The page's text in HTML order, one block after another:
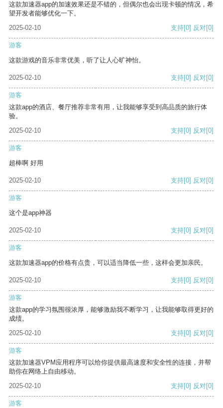
这款加速器app的加速效果还是不错的，但偶尔也会出现卡顿的情况，希
望开发者能够优化一下。
2025-02-10
支持[0] 反对[0]
游客
这款游戏的音乐非常优美，听了让人心旷神怡。
2025-02-10 支持[0] 反对[0]
游客
这款app的酒店、餐厅推荐非常有用，让我能够享受到高品质的旅行体
验。
2025-02-10
支持[0] 反对[0]
游客
超棒啊 好用
2025-02-10 支持[0] 反对[0]
游客
这个是app神器
2025-02-10 支持[0] 反对[0]
游客
这款加速器app的价格有点贵，可以适当降低一些，这样会更加亲民。
2025-02-10 支持[0] 反对[0]
游客
这款app的学习氛围很浓厚，能够激励我不断学习，让我能够取得更好的
成绩。
2025-02-10
支持[0] 反对[0]
游客
这款加速器VPM应用程序可以给你提供最高速度和安全性的连接，并帮
助你在网络上自由移动。
2025-02-10
支持[0] 反对[0]
游客